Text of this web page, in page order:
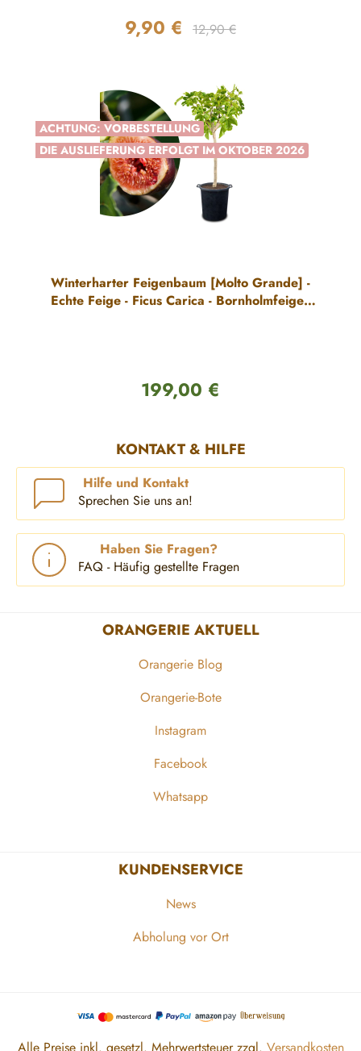
Verkaufspreis:
9,90 € Regulärer Preis:
12,90 €
ACHTUNG: VORBESTELLUNG
DIE AUSLIEFERUNG ERFOLGT IM OKTOBER 2026
Winterharter Feigenbaum [Molto Grande] -
Echte Feige - Ficus Carica - Bornholmfeige -
Regulärer Preis:
199,00 €
KONTAKT & HILFE
Hilfe und Kontakt
Sprechen Sie uns an!
Haben Sie Fragen?
FAQ - Häufig gestellte Fragen
ORANGERIE AKTUELL
Orangerie Blog
Orangerie-Bote
Instagram
Facebook
Whatsapp
KUNDENSERVICE
News
Abholung vor Ort